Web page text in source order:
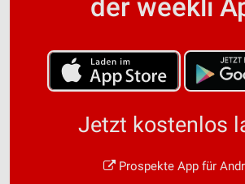
der weekli
Jetzt kostenlos
Prospekte App für